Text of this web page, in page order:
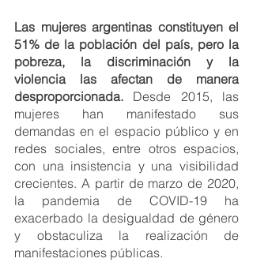
Las mujeres argentinas constituyen el
51% de la población del país, pero la
pobreza, la discriminación y la
violencia las afectan de manera
desproporcionada. Desde 2015, las
mujeres han manifestado sus
demandas en el espacio público y en
redes sociales, entre otros espacios,
con una insistencia y una visibilidad
crecientes. A partir de marzo de 2020,
la pandemia de COVID-19 ha
exacerbado la desigualdad de género
y obstaculiza la realización de
manifestaciones públicas.